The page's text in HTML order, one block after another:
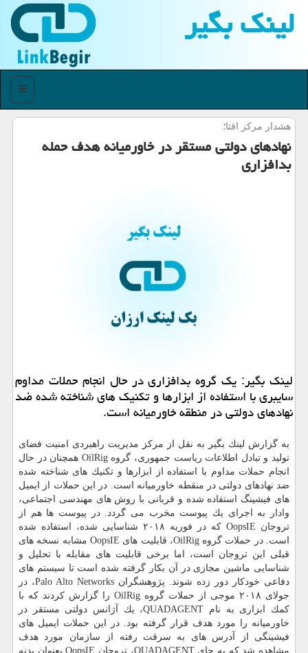
لینك بگیر
منو
هشدار مركز افتا؛
نهادهای دولتی مستقر در خاورمیانه هدف حمله
بدافزاری
لینك بگیر: یك گروه بدافزاری در حال انجام حملات مداوم
سایبری با استفاده از ابزارها و تكنیك های شناخته شده ضد
نهادهای دولتی در منطقه خاورمیانه است.
به گزارش لینك بگیر به نقل از مركز مدیریت راهبردی امنیت فضای
تولید و تبادل اطلاعات ریاست جمهوری، گروه OilRig همچنان در حال
انجام حملات مداوم با استفاده از ابزارها و تكنیك های شناخته شده
ضد نهادهای دولتی در منقطه خاورمیانه است. در این حملات از ایمیل
های فیشینگ استفاده شده و قربانی با روش های مهندسی اجتماعی،
وادار به اجرای یك پیوست مخرب می گردد. در پیوست ها هم از
تروجان OopsIE كه در فوریه ۲۰۱۸ شناسایی شده، استفاده شده
است. در حملات گروه OilRig، قابلیت های OopsIE مشابه نسخه های
قبلی این تروجان است، اما برخی قابلیت های مقابله با تحلیل و
شناسایی ماشین مجازی در آن بكار گرفته شده است تا سیستم های
دفاعی خودكار دور زده شوند. پژوهشگران Palo Alto Networks، در
جولای ۲۰۱۸ موجی از حملات گروه OilRig را گزارش كردند كه با
كمك ابزاری به نام QUADAGENT، یك آژانس دولتی مستقر در
خاورمیانه را مورد هدف قرار گرفته بود. در این حملات ایمیل های
فیشینگی از آدرس های به سرقت رفته از سازمان مورد هدف
مشاهده شد كه به جای QUADAGENT، تروجان OopsIE بعنوان بدنه